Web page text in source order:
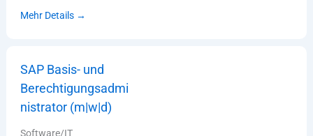
Mehr Details
SAP Basis- und
Berechtigungsadmi
nistrator (m|w|d)
Software/IT